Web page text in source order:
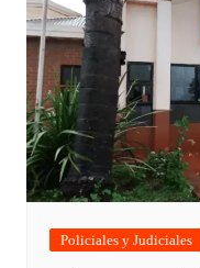
Policiales y Judiciales